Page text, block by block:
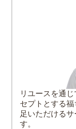
絶滅危
有名芸
初日カ
プロの査
における
目打ち
裏面の
リユースを通
セプトとする
足いただける
す。